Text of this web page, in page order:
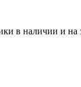
в наличии и на